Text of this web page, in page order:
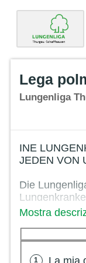
Lega
Lungenliga
INE
JEDEN VON
Die
Wir
bieten ein
Gute.
Mostra